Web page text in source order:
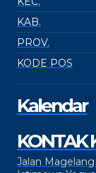
KAB.
PROV.
KODE POS
Kalendar
KONTAK
Jalan